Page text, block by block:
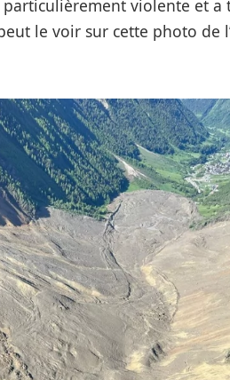
particulièrement violente et a
le voir sur cette photo de